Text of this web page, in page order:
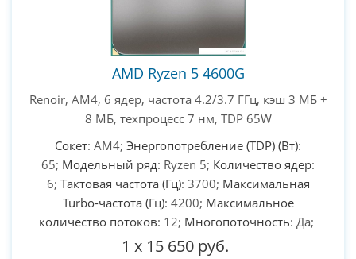
AMD Ryzen 5 4600G
Renoir, AM4, 6 ядер, частота 4.2/3.7 ГГц, кэш 3 МБ +
8 МБ, техпроцесс 7 нм, TDP 65W
Сокет: AM4; Энергопотребление (TDP) (Вт):
65; Модельный ряд: Ryzen 5; Количество ядер:
6; Тактовая частота (Гц): 3700; Максимальная
Turbo-частота (Гц): 4200; Максимальное
количество потоков: 12; Многопоточность: Да;
1 x 15 650 руб.